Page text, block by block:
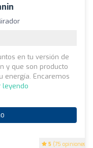
5 (75 opiniones)
en tu versión de
y que son producto
energía. Encaremos
leyendo